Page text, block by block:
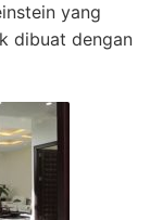
yang
dibuat dengan